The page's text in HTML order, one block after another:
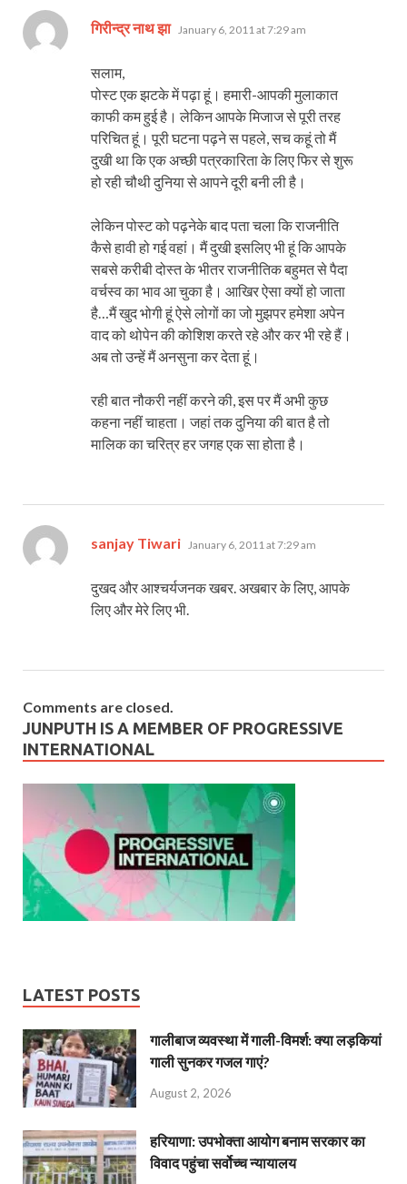
गिरीन्द्र नाथ झा says:
January 6, 2011 at 7:29 am
सलाम,
पोस्ट एक झटके में पढ़ा हूं। हमारी-आपकी मुलाकात
काफी कम हुई है। लेकिन आपके मिजाज से पूरी तरह
परिचित हूं। पूरी घटना पढ़ने स पहले, सच कहूं तो मैं
दुखी था कि एक अच्छी पत्रकारिता के लिए फिर से शुरू
हो रही चौथी दुनिया से आपने दूरी बनी ली है।
लेकिन पोस्ट को पढ़नेके बाद पता चला कि राजनीति
कैसे हावी हो गई वहां। मैं दुखी इसलिए भी हूं कि आपके
सबसे करीबी दोस्त के भीतर राजनीतिक बहुमत से पैदा
वर्चस्‍व का भाव आ चुका है। आखिर ऐसा क्यों हो जाता
है…मैं खुद भोगी हूं ऐसे लोगों का जो मुझपर हमेशा अपेन
वाद को थोपेन की कोशिश करते रहे और कर भी रहे हैं।
अब तो उन्हें मैं अनसुना कर देता हूं।
रही बात नौकरी नहीं करने की, इस पर मैं अभी कुछ
कहना नहीं चाहता। जहां तक दुनिया की बात है तो
मालिक का चरित्र हर जगह एक सा होता है।
sanjay Tiwari says:
January 6, 2011 at 7:29 am
दुखद और आश्चर्यजनक खबर. अखबार के लिए, आपके
लिए और मेरे लिए भी.
Comments are closed.
JUNPUTH IS A MEMBER OF PROGRESSIVE
INTERNATIONAL
LATEST POSTS
गालीबाज व्‍यवस्‍था में गाली-विमर्श: क्या लड़कियां
गाली सुनकर गजल गाएं?
August 2, 2026
हरियाणा: उपभोक्ता आयोग बनाम सरकार का
विवाद पहुंचा सर्वोच्च न्यायालय